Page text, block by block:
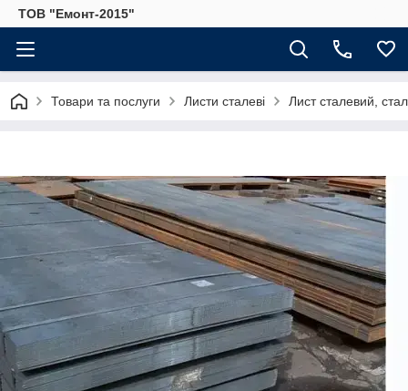
ТОВ "Емонт-2015"
Товари та послуги Листи сталеві Лист сталевий,